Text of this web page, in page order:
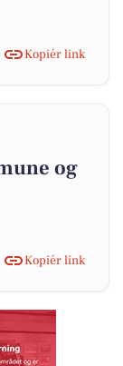
Kopiér link
og
Kopiér link